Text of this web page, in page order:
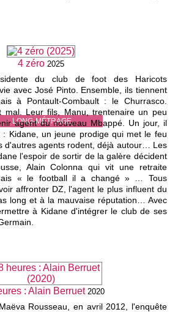
LONG-MÉTRAGE
4 zéro 2025
du club de foot des Haricots
avec José Pinto. Ensemble, ils tiennent
à Pontault-Combault : le Churrasco.
mal. Leur fils, Manu, trentenaire un peu
agent du nouveau Mbappé. Un jour, il
Kidane, un jeune prodige qui met le feu
d'autres agents rodent, déjà autour… Les
l'espoir de sortir de la galère décident
Alain Colonna qui vit une retraite
« le football il a changé » … Tous
affronter DZ, l'agent le plus influent du
long et à la mauvaise réputation… Avec
à Kidane d'intégrer le club de ses
: Alain Berruet 2020
Rousseau, en avril 2012, l'enquête